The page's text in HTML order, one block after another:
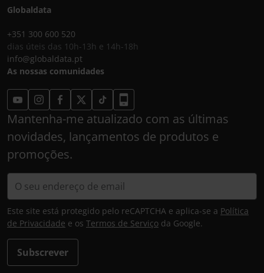
Globaldata
+351 300 600 520
dias úteis das 10h-13h e 14h-18h
info@globaldata.pt
As nossas comunidades
Mantenha-me atualizado com as últimas
novidades, lançamentos de produtos e
promoções.
Subscrever
Este site está protegido pelo reCAPTCHA e aplica-se a Política
de Privacidade e os Termos de Serviço da Google.